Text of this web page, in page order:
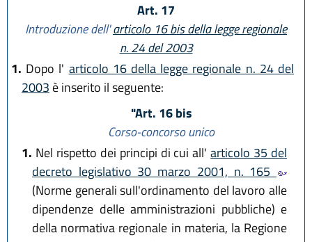
Art. 17
Introduzione dell'articolo 16 bis della legge regionale
n. 24 del 2003
1. Dopo l' articolo 16 della legge regionale n. 24 del
2003 è inserito il seguente:
"Art. 16 bis
Corso-concorso unico
1. Nel rispetto dei principi di cui all'articolo 35 del
decreto legislativo 30 marzo 2001, n. 165
(Norme generali sull'ordinamento del lavoro alle
dipendenze delle amministrazioni pubbliche) e
della normativa regionale in materia, la Regione